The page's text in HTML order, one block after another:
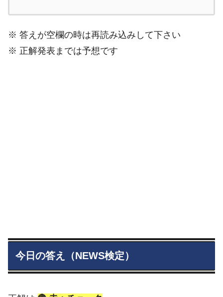
※ 答えが空欄の時は再読み込みして下さい
※ 正解発表までは予想です
今日の答え（NEWS検定）